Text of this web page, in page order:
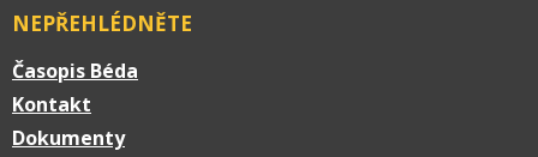
NEPŘEHLÉDNĚTE
Časopis Béda
Kontakt
Dokumenty